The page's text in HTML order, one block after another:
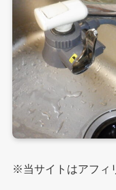
※当サイトはアフィ